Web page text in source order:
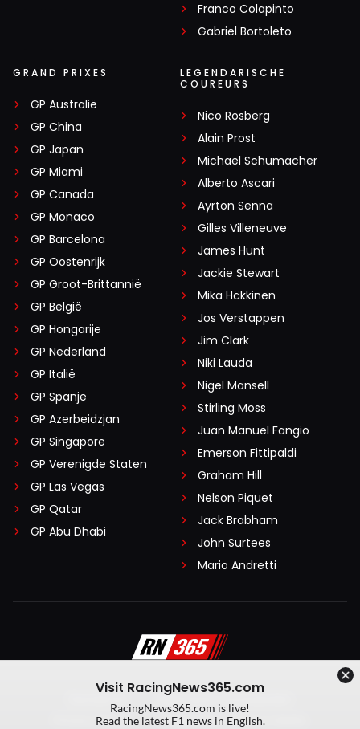
Franco Colapinto
Gabriel Bortoleto
GRAND PRIXES
GP Australië
GP China
GP Japan
GP Miami
GP Canada
GP Monaco
GP Barcelona
GP Oostenrijk
GP Groot-Brittannië
GP België
GP Hongarije
GP Nederland
GP Italië
GP Spanje
GP Azerbeidzjan
GP Singapore
GP Verenigde Staten
GP Las Vegas
GP Qatar
GP Abu Dhabi
LEGENDARISCHE
COUREURS
Nico Rosberg
Alain Prost
Michael Schumacher
Alberto Ascari
Ayrton Senna
Gilles Villeneuve
James Hunt
Jackie Stewart
Mika Häkkinen
Jos Verstappen
Jim Clark
Niki Lauda
Nigel Mansell
Stirling Moss
Juan Manuel Fangio
Emerson Fittipaldi
Graham Hill
Nelson Piquet
Jack Brabham
John Surtees
Mario Andretti
Algemene voorwaarden
Privacy Policy
Created by On Your Marks
Visit RacingNews365.com
RacingNews365.com is live!
Read the latest F1 news in English.